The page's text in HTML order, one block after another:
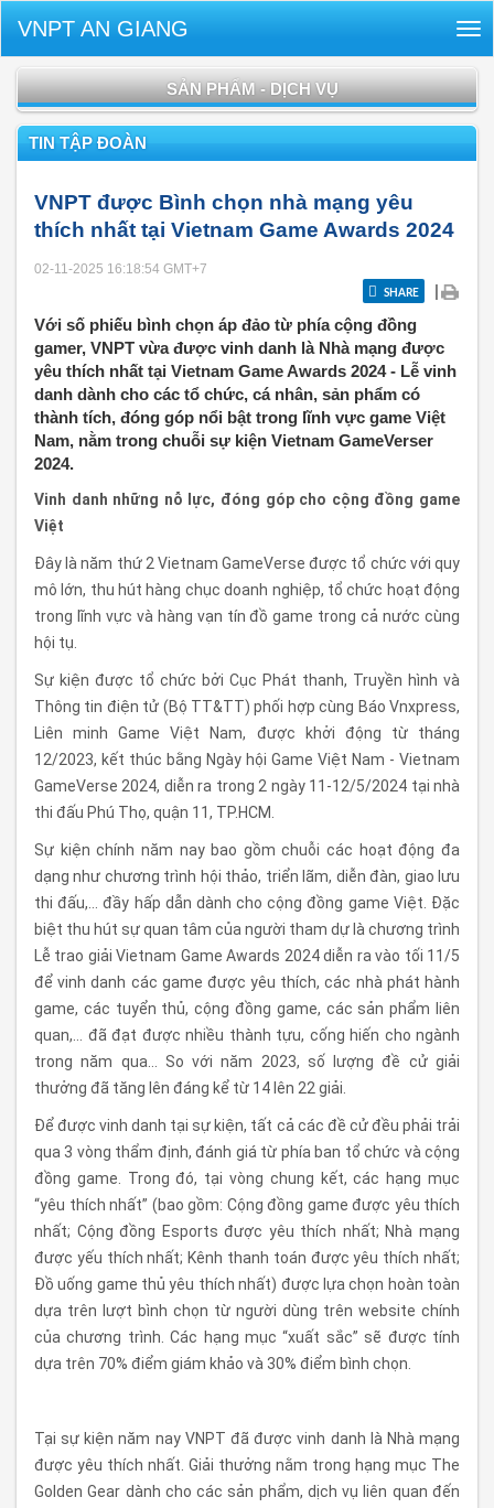
VNPT AN GIANG
SẢN PHẨM - DỊCH VỤ
TIN TẬP ĐOÀN
VNPT được Bình chọn nhà mạng yêu
thích nhất tại Vietnam Game Awards 2024
02-11-2025 16:18:54 GMT+7
SHARE
|
Với số phiếu bình chọn áp đảo từ phía cộng đồng
gamer, VNPT vừa được vinh danh là Nhà mạng được
yêu thích nhất tại Vietnam Game Awards 2024 - Lễ vinh
danh dành cho các tổ chức, cá nhân, sản phẩm có
thành tích, đóng góp nổi bật trong lĩnh vực game Việt
Nam, nằm trong chuỗi sự kiện Vietnam GameVerser
2024.
Vinh danh những nỗ lực, đóng góp cho cộng đồng game
Việt
Đây là năm thứ 2 Vietnam GameVerse được tổ chức với quy
mô lớn, thu hút hàng chục doanh nghiệp, tổ chức hoạt động
trong lĩnh vực và hàng vạn tín đồ game trong cả nước cùng
hội tụ.
Sự kiện được tổ chức bởi Cục Phát thanh, Truyền hình và
Thông tin điện tử (Bộ TT&TT) phối hợp cùng Báo Vnxpress,
Liên minh Game Việt Nam, được khởi động từ tháng
12/2023, kết thúc bằng Ngày hội Game Việt Nam - Vietnam
GameVerse 2024, diễn ra trong 2 ngày 11-12/5/2024 tại nhà
thi đấu Phú Thọ, quận 11, TP.HCM.
Sự kiện chính năm nay bao gồm chuỗi các hoạt động đa
dạng như chương trình hội thảo, triển lãm, diễn đàn, giao lưu
thi đấu,… đầy hấp dẫn dành cho cộng đồng game Việt. Đặc
biệt thu hút sự quan tâm của người tham dự là chương trình
Lễ trao giải Vietnam Game Awards 2024 diễn ra vào tối 11/5
để vinh danh các game được yêu thích, các nhà phát hành
game, các tuyển thủ, cộng đồng game, các sản phẩm liên
quan,… đã đạt được nhiều thành tựu, cống hiến cho ngành
trong năm qua… So với năm 2023, số lượng đề cử giải
thưởng đã tăng lên đáng kể từ 14 lên 22 giải.
Để được vinh danh tại sự kiện, tất cả các đề cử đều phải trải
qua 3 vòng thẩm định, đánh giá từ phía ban tổ chức và cộng
đồng game. Trong đó, tại vòng chung kết, các hạng mục
“yêu thích nhất” (bao gồm: Cộng đồng game được yêu thích
nhất; Cộng đồng Esports được yêu thích nhất; Nhà mạng
được yếu thích nhất; Kênh thanh toán được yêu thích nhất;
Đồ uống game thủ yêu thích nhất) được lựa chọn hoàn toàn
dựa trên lượt bình chọn từ người dùng trên website chính
của chương trình. Các hạng mục “xuất sắc” sẽ được tính
dựa trên 70% điểm giám khảo và 30% điểm bình chọn.
Tại sự kiện năm nay VNPT đã được vinh danh là Nhà mạng
được yêu thích nhất. Giải thưởng nằm trong hạng mục The
Golden Gear dành cho các sản phẩm, dịch vụ liên quan đến